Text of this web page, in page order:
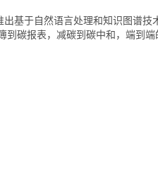
基于自然语言处理和知识图谱
到碳报表，减碳到碳中和，端到